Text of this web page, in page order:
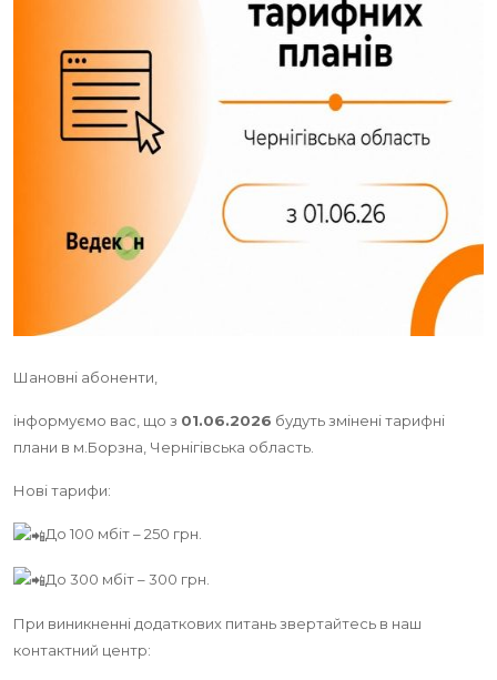
Шановні абоненти,
інформуємо вас, що з 01.06.2026 будуть змінені тарифні
плани в м.Борзна, Чернігівська область.
Нові тарифи:
До 100 мбіт – 250 грн.
До 300 мбіт – 300 грн.
При виникненні додаткових питань звертайтесь в наш
контактний центр: